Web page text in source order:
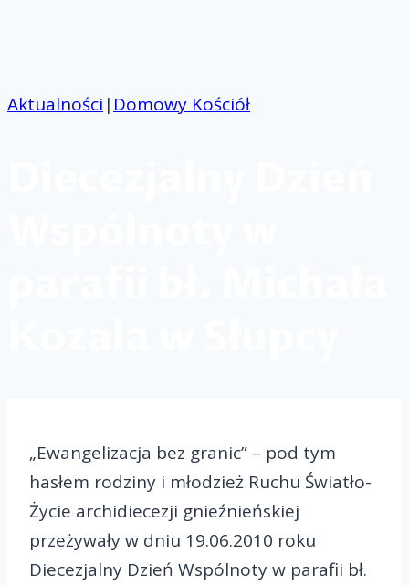
Aktualności | Domowy Kościół
„Ewangelizacja bez granic” – pod tym
hasłem rodziny i młodzież Ruchu Światło-
Życie archidiecezji gnieźnieńskiej
przeżywały w dniu 19.06.2010 roku
Diecezjalny Dzień Wspólnoty w parafii bł.